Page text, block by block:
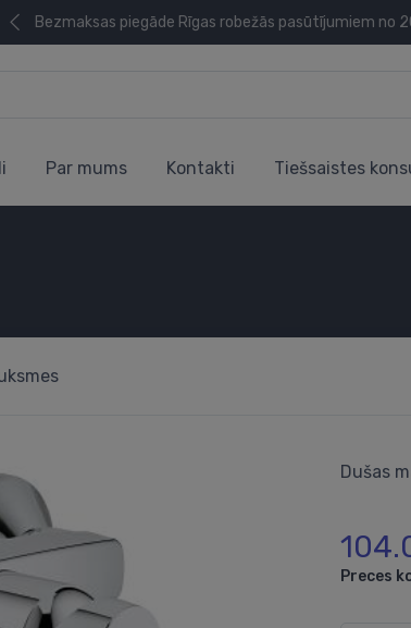
Bezmaksas piegāde Rīgas robežās pasūtījumiem no
Par mums Kontakti Tiešsaistes
Dušas
Preces